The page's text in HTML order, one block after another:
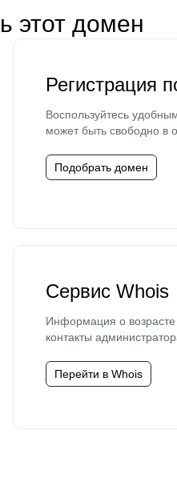
этот домен
Регистрация
Воспользуйтесь
может быть свободно в
Подобрать домен
Сервис Whois
Информация о возрасте
контакты
Перейти в Whois